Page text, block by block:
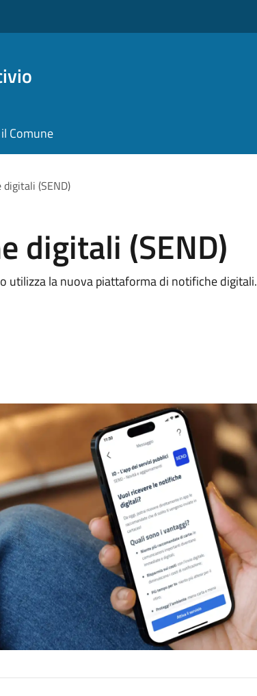
Comune
(SEND)
digitali (SEND)
utilizza la nuova piattaforma di notifiche digitali.